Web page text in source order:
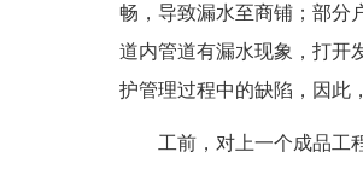
畅，导致漏水至商铺；部分
道内管道有漏水现象，打开
护管理过程中的缺陷，因此
工前，对上一个成品工程